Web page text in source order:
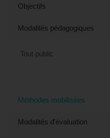
Objectifs
Modalités pédagogiques
Tout public
Méthodes mobilisées
Modalités d'évaluation